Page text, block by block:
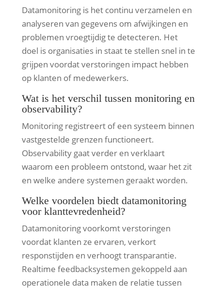
Datamonitoring is het continu verzamelen en
analyseren van gegevens om afwijkingen en
problemen vroegtijdig te detecteren. Het
doel is organisaties in staat te stellen snel in te
grijpen voordat verstoringen impact hebben
op klanten of medewerkers.
Wat is het verschil tussen monitoring en
observability?
Monitoring registreert of een systeem binnen
vastgestelde grenzen functioneert.
Observability gaat verder en verklaart
waarom een probleem ontstond, waar het zit
en welke andere systemen geraakt worden.
Welke voordelen biedt datamonitoring
voor klanttevredenheid?
Datamonitoring voorkomt verstoringen
voordat klanten ze ervaren, verkort
responstijden en verhoogt transparantie.
Realtime feedbacksystemen gekoppeld aan
operationele data maken de relatie tussen